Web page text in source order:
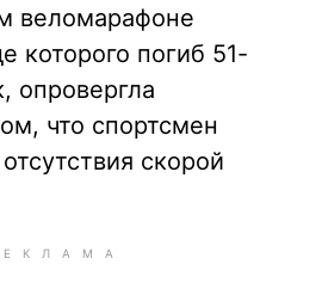
веломарафоне
которого погиб 51-
опровергла
что спортсмен
скорой